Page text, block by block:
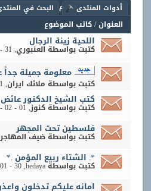
المنتدى:النبض العامأدوات المنتدى البحث في
العنوان/كاتب الموضوع
اللحية زينة الرجال
كتبت بواسطةالعنبوري‏, 31 - 01 - 2009 15:30
معلومة جميلة جداً
كتبت بواسطة ملائك ايران‏, 31 - 01 - 2009 13:27
كتب الشيخ الدكتور
كتبت بواسطةكنوز‏, 01 - 02 - 2009 00:10
فلسطين تحت المجهر
كتبت بواسطةضيف المهاجر
*. الشتاء ربيع المؤمن .*
كتبت بواسطةhedaya
‏, 30 - 01 - 2009 14:37
امانه عليكم تدخلون